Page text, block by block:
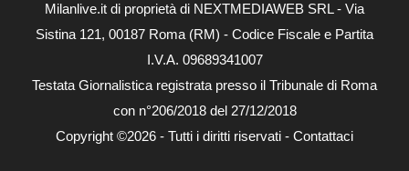
Milanlive.it di proprietà di NEXTMEDIAWEB SRL - Via
Sistina 121, 00187 Roma (RM) - Codice Fiscale e Partita
I.V.A. 09689341007
Testata Giornalistica registrata presso il Tribunale di Roma
con n°206/2018 del 27/12/2018
Copyright ©2026 - Tutti i diritti riservati - Contattaci